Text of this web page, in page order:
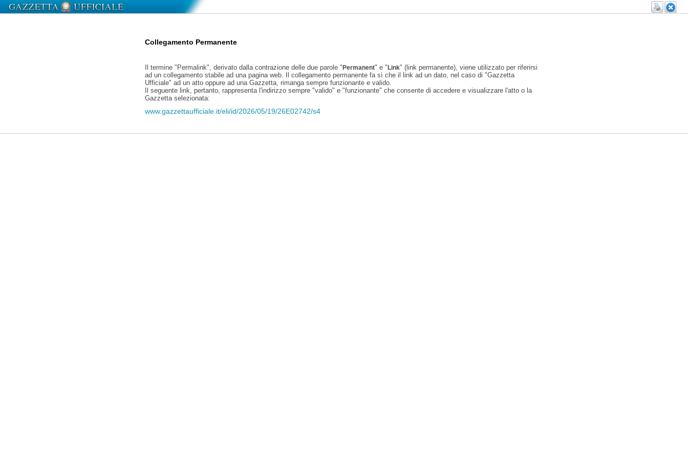
Collegamento Permanente
Il termine "Permalink", derivato dalla contrazione delle due parole "Permanent" e "Link" (link permanente), viene utilizzato per riferirsi
ad un collegamento stabile ad una pagina web. Il collegamento permanente fa sì che il link ad un dato, nel caso di "Gazzetta
Ufficiale" ad un atto oppure ad una Gazzetta, rimanga sempre funzionante e valido.
Il seguente link, pertanto, rappresenta l'indirizzo sempre "valido" e "funzionante" che consente di accedere e visualizzare l'atto o la
Gazzetta selezionata:
www.gazzettaufficiale.it/eli/id/2026/05/19/26E02742/s4